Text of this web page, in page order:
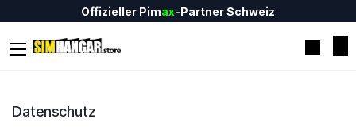
Zum Inhalt springenOffizieller Pimax-Partner Schweiz
Datenschutz